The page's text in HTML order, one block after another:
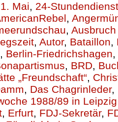
1. Mai, 24-Stundendienst
,
,
, Autor, Bataillon,
, Berlin-Friedrichshagen,
, BRD,
„Freundschaft“,
, Das Chagrinleder,
1988/89 in Leipzig
, Erfurt, FDJ-Sekretär,